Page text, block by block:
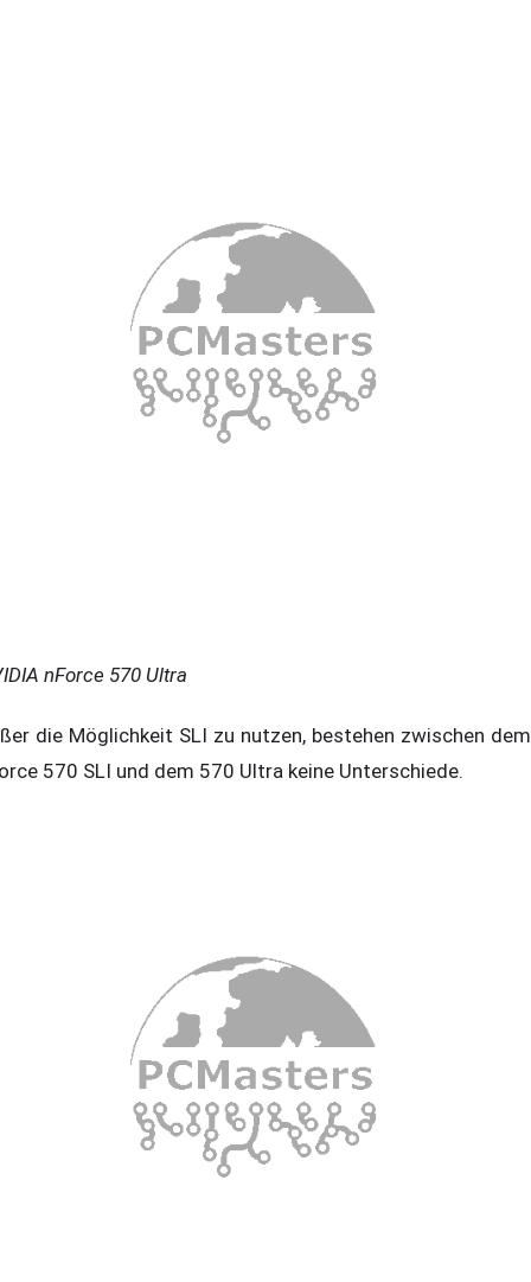
nForce 570 Ultra
die Möglichkeit SLI zu nutzen, bestehen zwischen dem
570 SLI und dem 570 Ultra keine Unterschiede.